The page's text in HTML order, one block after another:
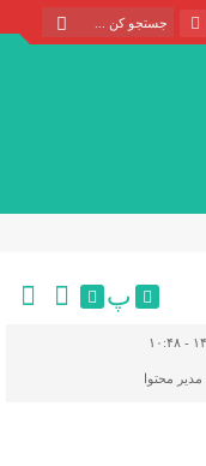
پ
مدیر محتوا